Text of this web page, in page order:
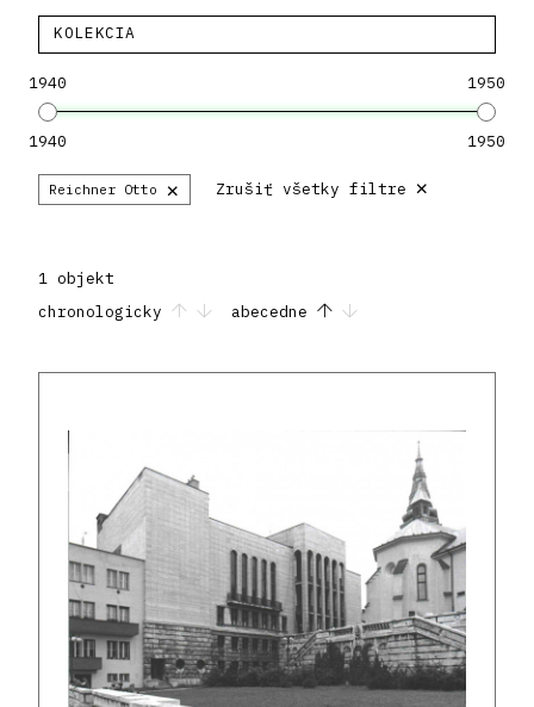
KOLEKCIA
1940 1950
1940 1950
Reichner Otto × Zrušiť všetky filtre ×
1 objekt
chronologicky
abecedne